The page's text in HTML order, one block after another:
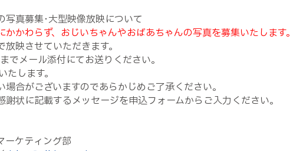
真募集･大型映像放映について
かかわらず、おじいちゃんやおばあちゃんの写真を募集いたします。
映させていただきます。
までメール添付にてお送りください。
します。
合がございますのであらかじめご了承ください。
謝状に記載するメッセージを申込フォームからご入力ください。
ケティング部